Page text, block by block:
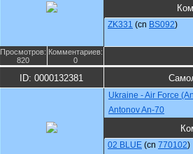
ZK331 (cn BS092)
Просмотров:
820
Комментариев:
0
ID: 0000132381
Ukraine - Air Force
Antonov An-70
02 BLUE (cn 770102)